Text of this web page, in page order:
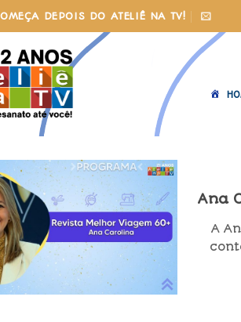
DEPOIS DO ATELIÊ NA TV!
Ana
A